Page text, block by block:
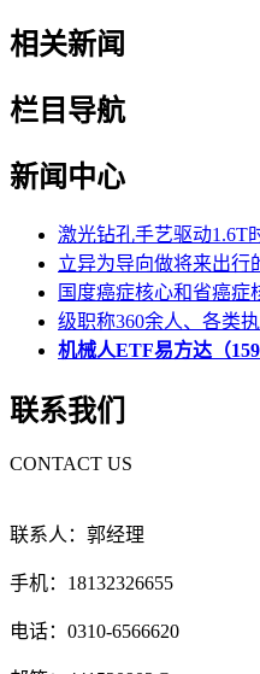
相关新闻
栏目导航
新闻中心
激光钻孔手艺驱动1.6T
立异为导向做将来出行
国度癌症核心和省癌症
级职称360余人、各类
机械人ETF易方达（
联系我们
CONTACT US
联系人：郭经理
手机：18132326655
电话：0310-6566620